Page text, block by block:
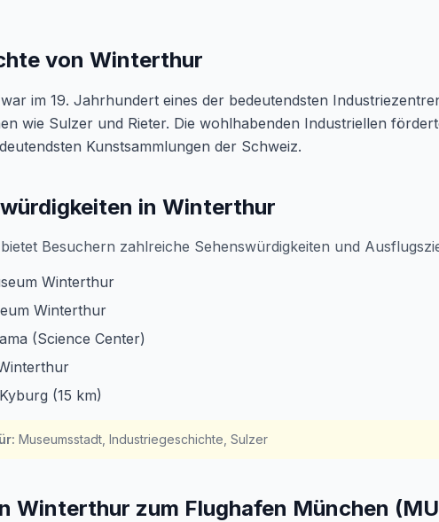
von Winterthur
im 19. Jahrhundert eines der bedeutendsten
wie Sulzer und Rieter. Die wohlhabenden Industriellen
Kunstsammlungen der Schweiz.
in Winterthur
Besuchern zahlreiche Sehenswürdigkeiten und
Winterthur
Winterthur
(Science Center)
(15 km)
: Museumsstadt, Industriegeschichte, Sulzer
Winterthur zum Flughafen München